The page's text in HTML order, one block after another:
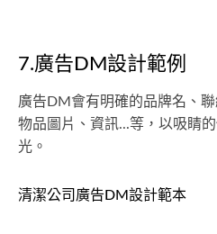
7.廣告DM設計範例
廣告DM會有明確的品牌名、
物品圖片、資訊...等，以吸睛
光。
清潔公司廣告DM設計範本